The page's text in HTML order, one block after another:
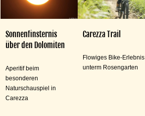
Sonnenfinsternis
über den Dolomiten
Aperitif beim
besonderen
Naturschauspiel in
Carezza
Carezza Trail
Flowiges Bike-Erlebnis
unterm Rosengarten